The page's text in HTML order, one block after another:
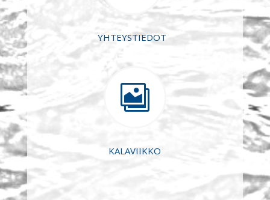
YHTEYSTIEDOT

KALAVIIKKO